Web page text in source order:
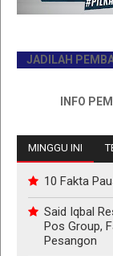
JADILAH
INFO
MINGGU INI
10 Fakta
Said Iqbal
Pos Group,
Pesangon